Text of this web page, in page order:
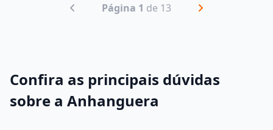
Página 1 de 13
Confira as principais dúvidas
sobre a Anhanguera